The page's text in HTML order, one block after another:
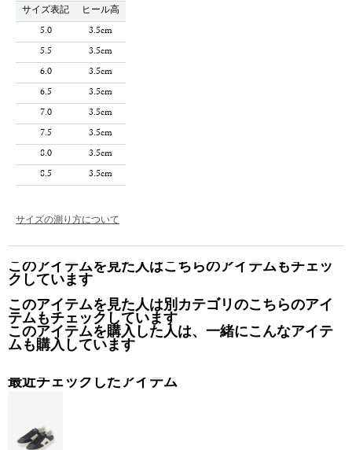
サイズ表記
ヒール高
5.0
3.5cm
5.5
3.5cm
6.0
3.5cm
6.5
3.5cm
7.0
3.5cm
7.5
3.5cm
8.0
3.5cm
8.5
3.5cm
サイズの測り方について
このアイテムを見た人はこちらのアイテムもチェッ
クしています
このアイテムを見た人は別カテゴリのこちらのアイ
テムもチェックしています
このアイテムを購入した人は、一緒にこんなアイテ
ムも購入しています
最近チェックしたアイテム